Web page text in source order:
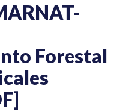
Forestal